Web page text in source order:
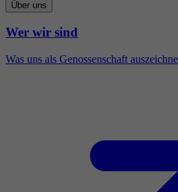
Über uns
Wer wir sind
Was uns als Genossenschaft